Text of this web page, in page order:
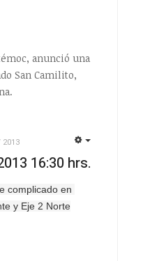
anunció una
San Camilito,
2013
16:30 hrs.
complicado en
y Eje 2 Norte